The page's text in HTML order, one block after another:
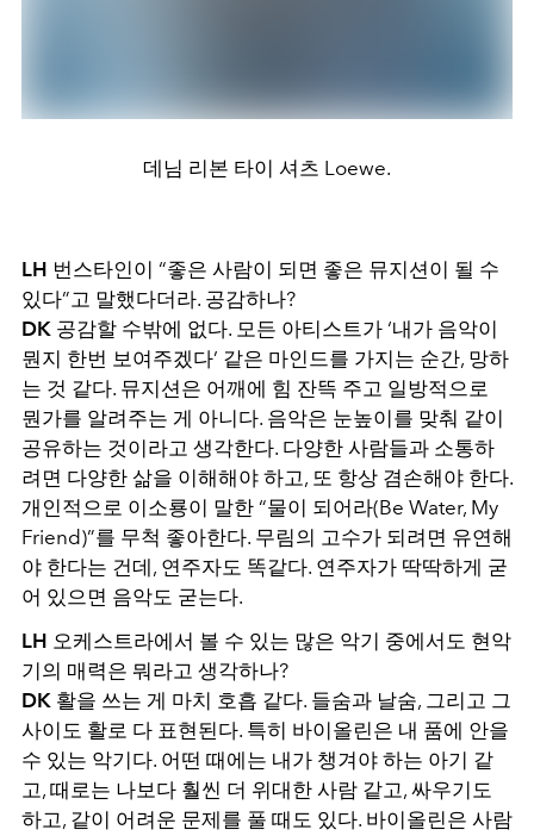
데님 리본 타이 셔츠 Loewe.
LH 번스타인이 “좋은 사람이 되면 좋은 뮤지션이 될 수
있다”고 말했다더라. 공감하나?
DK 공감할 수밖에 없다. 모든 아티스트가 ‘내가 음악이
뭔지 한번 보여주겠다’ 같은 마인드를 가지는 순간, 망하
는 것 같다. 뮤지션은 어깨에 힘 잔뜩 주고 일방적으로
뭔가를 알려주는 게 아니다. 음악은 눈높이를 맞춰 같이
공유하는 것이라고 생각한다. 다양한 사람들과 소통하
려면 다양한 삶을 이해해야 하고, 또 항상 겸손해야 한다.
개인적으로 이소룡이 말한 “물이 되어라(Be Water, My
Friend)”를 무척 좋아한다. 무림의 고수가 되려면 유연해
야 한다는 건데, 연주자도 똑같다. 연주자가 딱딱하게 굳
어 있으면 음악도 굳는다.
LH 오케스트라에서 볼 수 있는 많은 악기 중에서도 현악
기의 매력은 뭐라고 생각하나?
DK 활을 쓰는 게 마치 호흡 같다. 들숨과 날숨, 그리고 그
사이도 활로 다 표현된다. 특히 바이올린은 내 품에 안을
수 있는 악기다. 어떤 때에는 내가 챙겨야 하는 아기 같
고, 때로는 나보다 훨씬 더 위대한 사람 같고, 싸우기도
하고, 같이 어려운 문제를 풀 때도 있다. 바이올린은 사람